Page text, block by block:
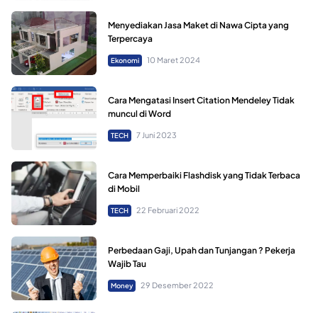
Menyediakan Jasa Maket di Nawa Cipta yang
Terpercaya
Ekonomi 10 Maret 2024
Cara Mengatasi Insert Citation Mendeley Tidak
muncul di Word
TECH 7 Juni 2023
Cara Memperbaiki Flashdisk yang Tidak Terbaca
di Mobil
TECH 22 Februari 2022
Perbedaan Gaji, Upah dan Tunjangan ? Pekerja
Wajib Tau
Money 29 Desember 2022